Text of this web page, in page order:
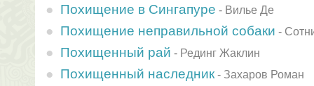
Похищение в Сингапуре - Вилье Де
Похищение неправильной собаки -
Похищенный рай - Рединг Жаклин
Похищенный наследник - Захаров Роман